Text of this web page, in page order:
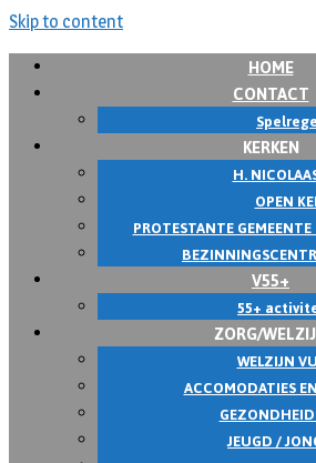
Skip to content
HOME
CONTACT
KERKEN
H.
OPEN
PROTESTANTE
V55+
55+
ZORG/
WELZIJN
ACCOMODATIES
JEUGD /